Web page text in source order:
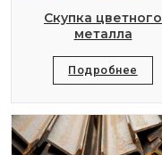
Скупка цветного
металла
Подробнее